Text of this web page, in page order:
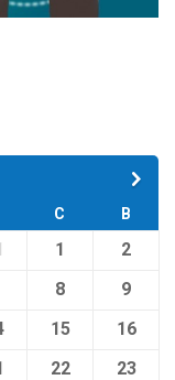
С В
1
2
8
9
15
16
22
23